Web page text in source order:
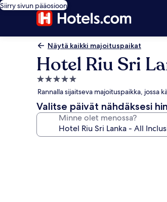
Siirry sivun pääosioon
Näytä kaikki majoituspaikat
Hotel Riu Sri
5.0
tähden
majoituspaikka
Rannalla sijaitseva majoituspaikka, jossa
Valitse päivät nähdäksesi
Minne olet menossa?